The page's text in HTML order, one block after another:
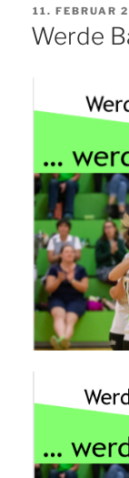
AM
11. FEBRUAR
Werde